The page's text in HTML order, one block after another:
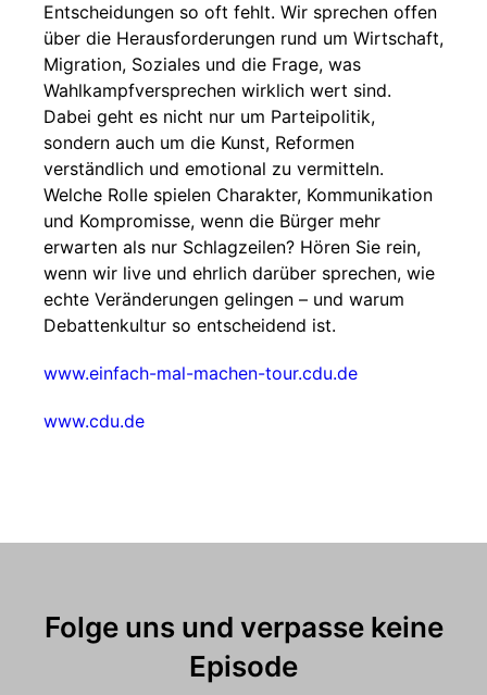
Entscheidungen so oft fehlt. Wir sprechen offen
über die Herausforderungen rund um Wirtschaft,
Migration, Soziales und die Frage, was
Wahlkampfversprechen wirklich wert sind.
Dabei geht es nicht nur um Parteipolitik,
sondern auch um die Kunst, Reformen
verständlich und emotional zu vermitteln.
Welche Rolle spielen Charakter, Kommunikation
und Kompromisse, wenn die Bürger mehr
erwarten als nur Schlagzeilen? Hören Sie rein,
wenn wir live und ehrlich darüber sprechen, wie
echte Veränderungen gelingen – und warum
Debattenkultur so entscheidend ist.
www.einfach-mal-machen-tour.cdu.de
www.cdu.de
Folge uns und verpasse keine
Episode